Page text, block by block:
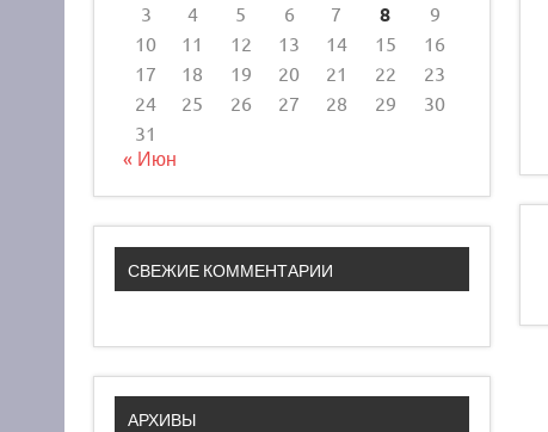
3
4 5 6 7 8
9
10
11 12 13 14 15
16
17
18 19 20 21 22
23
24
25 26 27 28 29
30
31
« Июн
СВЕЖИЕ КОММЕНТАРИИ
АРХИВЫ